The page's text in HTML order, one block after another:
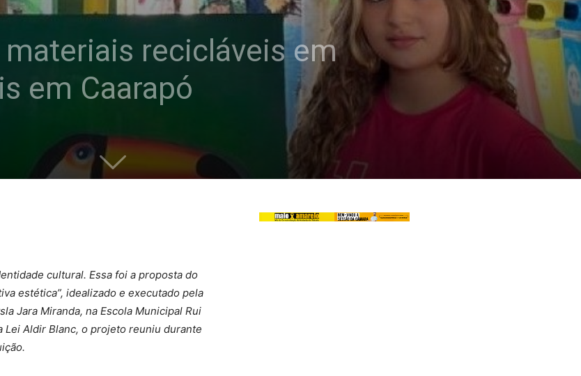
recicláveis em
em Caarapó
cultural. Essa foi a proposta do
estética”, idealizado e executado pela
Jara Miranda, na Escola Municipal Rui
Lei Aldir Blanc, o projeto reuniu durante